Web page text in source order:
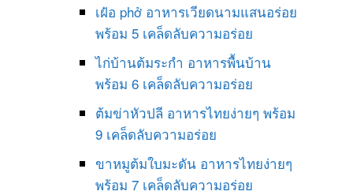
เฝ๋อ phở อาหารเวียดนามแสนอร่อย
พร้อม 5 เคล็ดลับความอร่อย
ไก่บ้านต้มระกำ อาหารพื้นบ้าน
พร้อม 6 เคล็ดลับความอร่อย
ต้มข่าหัวปลี อาหารไทยง่ายๆ พร้อม
9 เคล็ดลับความอร่อย
ขาหมูต้มใบมะดัน อาหารไทยง่ายๆ
พร้อม 7 เคล็ดลับความอร่อย